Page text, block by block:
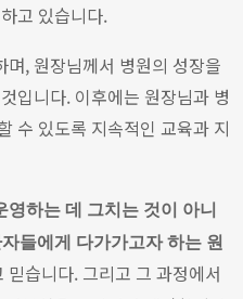
고 있습니다.
, 원장님께서 병원의 성장을
입니다. 이후에는 원장님과 병
수 있도록 지속적인 교육과 지
영하는 데 그치는 것이 아니
들에게 다가가고자 하는 원
믿습니다. 그리고 그 과정에서